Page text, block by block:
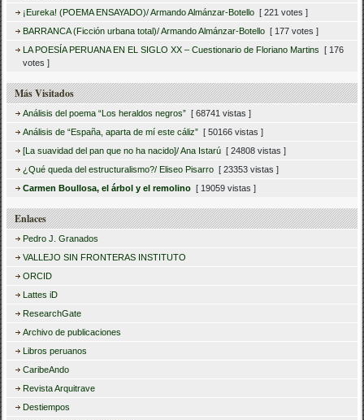
¡Eureka! (POEMA ENSAYADO)/ Armando Almánzar-Botello [ 221 votes ]
BARRANCA (Ficción urbana total)/ Armando Almánzar-Botello [ 177 votes ]
LA POESÍA PERUANA EN EL SIGLO XX – Cuestionario de Floriano Martins
[ 176
votes ]
Más Visitados
Análisis del poema “Los heraldos negros” [ 68741 vistas ]
Análisis de “España, aparta de mí este cáliz” [ 50166 vistas ]
[La suavidad del pan que no ha nacido]/ Ana Istarú [ 24808 vistas ]
¿Qué queda del estructuralismo?/ Eliseo Pisarro [ 23353 vistas ]
Carmen Boullosa, el árbol y el remolino [ 19059 vistas ]
Enlaces
Pedro J. Granados
VALLEJO SIN FRONTERAS INSTITUTO
ORCID
Lattes iD
ResearchGate
Archivo de publicaciones
Libros peruanos
CaribeAndo
Revista Arquitrave
Destiempos